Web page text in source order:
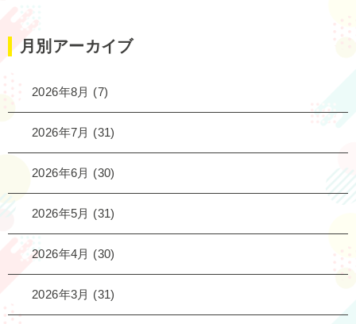
月別アーカイブ
2026年8月 (7)
2026年7月 (31)
2026年6月 (30)
2026年5月 (31)
2026年4月 (30)
2026年3月 (31)